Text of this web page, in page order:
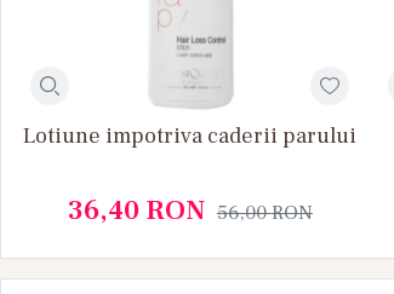
Lotiune impotriva caderii parului
36,40 RON 56,00RON